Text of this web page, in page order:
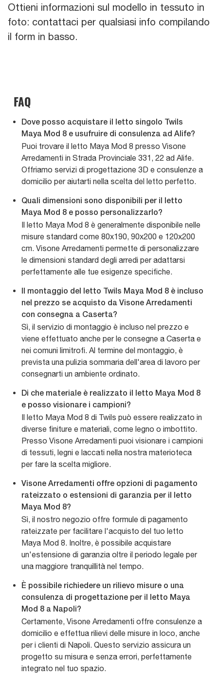
Ottieni informazioni sul modello in tessuto in
foto: contattaci per qualsiasi info compilando
il form in basso.
FAQ
Dove posso acquistare il letto singolo Twils
Maya Mod 8 e usufruire di consulenza ad Alife?
Puoi trovare il letto Maya Mod 8 presso Visone
Arredamenti in Strada Provinciale 331, 22 ad Alife.
Offriamo servizi di progettazione 3D e consulenze a
domicilio per aiutarti nella scelta del letto perfetto.
Quali dimensioni sono disponibili per il letto
Maya Mod 8 e posso personalizzarlo?
Il letto Maya Mod 8 è generalmente disponibile nelle
misure standard come 80x190, 90x200 e 120x200
cm. Visone Arredamenti permette di personalizzare
le dimensioni standard degli arredi per adattarsi
perfettamente alle tue esigenze specifiche.
Il montaggio del letto Twils Maya Mod 8 è incluso
nel prezzo se acquisto da Visone Arredamenti
con consegna a Caserta?
Sì, il servizio di montaggio è incluso nel prezzo e
viene effettuato anche per le consegne a Caserta e
nei comuni limitrofi. Al termine del montaggio, è
prevista una pulizia sommaria dell'area di lavoro per
consegnarti un ambiente ordinato.
Di che materiale è realizzato il letto Maya Mod 8
e posso visionare i campioni?
Il letto Maya Mod 8 di Twils può essere realizzato in
diverse finiture e materiali, come legno o imbottito.
Presso Visone Arredamenti puoi visionare i campioni
di tessuti, legni e laccati nella nostra materioteca
per fare la scelta migliore.
Visone Arredamenti offre opzioni di pagamento
rateizzato o estensioni di garanzia per il letto
Maya Mod 8?
Sì, il nostro negozio offre formule di pagamento
rateizzate per facilitare l'acquisto del tuo letto
Maya Mod 8. Inoltre, è possibile acquistare
un'estensione di garanzia oltre il periodo legale per
una maggiore tranquillità nel tempo.
È possibile richiedere un rilievo misure o una
consulenza di progettazione per il letto Maya
Mod 8 a Napoli?
Certamente, Visone Arredamenti offre consulenze a
domicilio e effettua rilievi delle misure in loco, anche
per i clienti di Napoli. Questo servizio assicura un
progetto su misura e senza errori, perfettamente
integrato nel tuo spazio.